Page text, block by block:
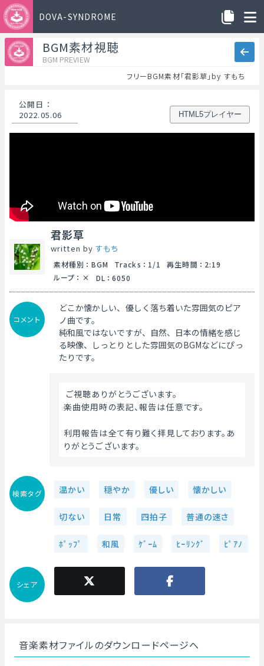
DOVA-SYNDROME
BGM素材視聴
BGM PREVIEW
フリーBGM素材「君影草」by すもち
公開日 ：
2022.05.06
HTML5プレイヤー
君影草
written byすもち
素材種別 ： BGM Tracks ： 1/1 再生時間 ： 2:19
ループ ： DL ： 6050
コメント
どこか懐かしい、優しく落ち着いた雰囲気のピア
ノ曲です。
純和風ではないですが、自然、日本の情緒を感じ
る映像、しっとりとした雰囲気のBGMなどにぴっ
たりです。
ご視聴ありがとうございます。
楽曲使用時の表記、報告は任意です。
利用報告は全て有り難く拝見しております。あ
りがとうございます。
検索タグ 温かい 穏やか 優しい 懐かしい
切ない 日常 四拍子 普通の速さ
ﾎﾟｯﾌﾟ 和風 ｹﾞｰﾑ ﾋｰﾘﾝｸﾞ ﾋﾟｱﾉ
シェア
音楽素材ファイルのダウンロードページへ